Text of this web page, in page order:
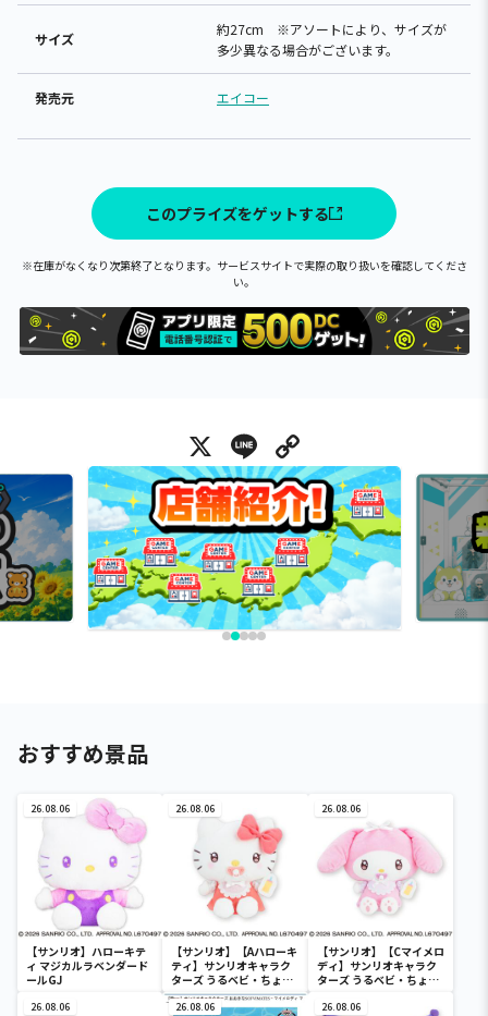
サイズ
約27cm ※アソートにより、サイズが
多少異なる場合がございます。
発売元 エイコー
このプライズをゲットする
※在庫がなくなり次第終了となります。サービスサイトで実際の取り扱いを確認してくださ
い。
X Line
おすすめ景品
26.08.06
【サンリオ】ハローキテ
ィ マジカルラベンダード
ールGJ
26.08.06
【サンリオ】【Aハローキ
ティ】サンリオキャラク
ターズ うるベビ・ちょい
デカドール
26.08.06
【サンリオ】【Cマイメロ
ディ】サンリオキャラク
ターズ うるベビ・ちょい
26.08.06 26.08.06 26.08.06